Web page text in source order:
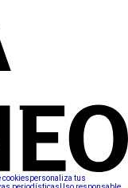
cookiespersonaliza tus